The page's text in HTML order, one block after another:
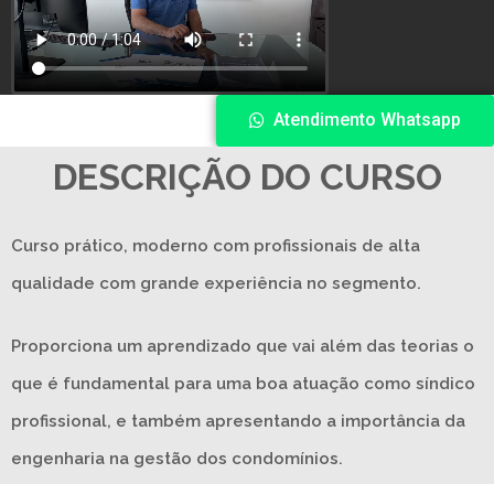
Atendimento Whatsapp
DESCRIÇÃO DO CURSO
Curso prático, moderno com profissionais de alta
qualidade com grande experiência no segmento.
Proporciona um aprendizado que vai além das teorias o
que é fundamental para uma boa atuação como síndico
profissional, e também apresentando a importância da
engenharia na gestão dos condomínios.